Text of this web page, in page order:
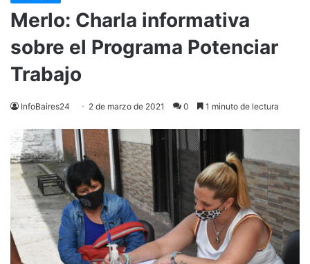
Merlo: Charla informativa
sobre el Programa Potenciar
Trabajo
InfoBaires24 2 de marzo de 2021 0 1 minuto de lectura